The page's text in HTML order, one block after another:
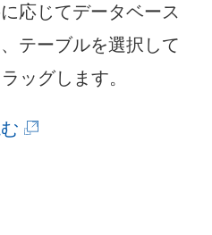
応じてデータベース
テーブルを選択して
ッグします。
(